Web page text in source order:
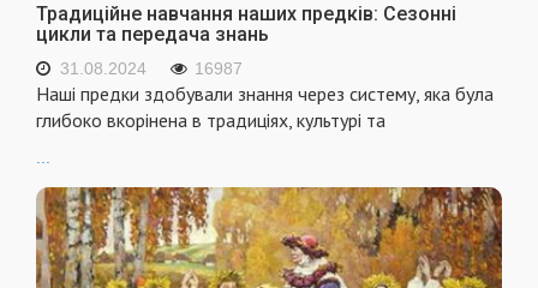
Традиційне навчання наших предків: Сезонні
цикли та передача знань
31.08.2024 16987
Наші предки здобували знання через систему, яка була
глибоко вкорінена в традиціях, культурі та